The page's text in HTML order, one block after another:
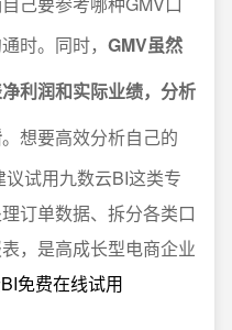
时。同时， GMV虽然
利润和实际业绩，分析
。想要高效分析自己的
试用九数云BI这类专
订单数据、拆分各类口
，是高成长型电商企业
免费在线试用